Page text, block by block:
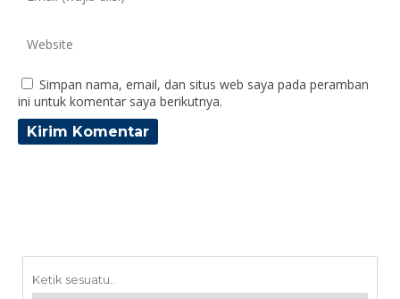
Simpan nama, email, dan situs web saya pada peramban
ini untuk komentar saya berikutnya.